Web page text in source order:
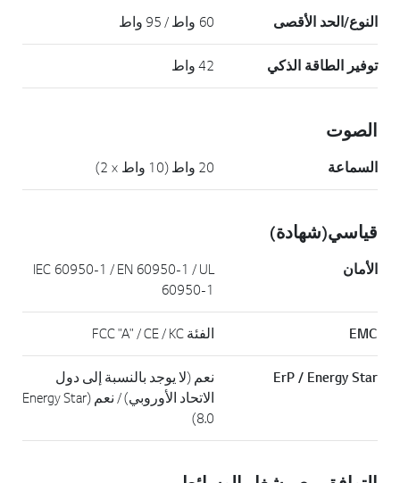
النوع/الحد الأقصى 60 واط / 95 واط
توفير الطاقة الذكي 42 واط
الصوت
السماعة 20 واط (10 واط × 2)
قياسي(شهادة)
الأمان
IEC 60950-1 / EN 60950-1 / UL
60950-1
EMC الفئة FCC "A" / CE / KC
ErP / Energy Star
نعم (لا يوجد بالنسبة إلى دول
الاتحاد الأوروبي) / نعم (Energy Star
8.0)